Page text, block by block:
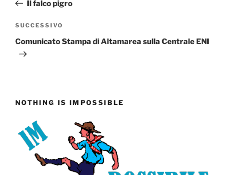
Il falco pigro
Articolo
successivo
SUCCESSIVO
Comunicato Stampa di Altamarea sulla Centrale ENI
NOTHING IS IMPOSSIBLE